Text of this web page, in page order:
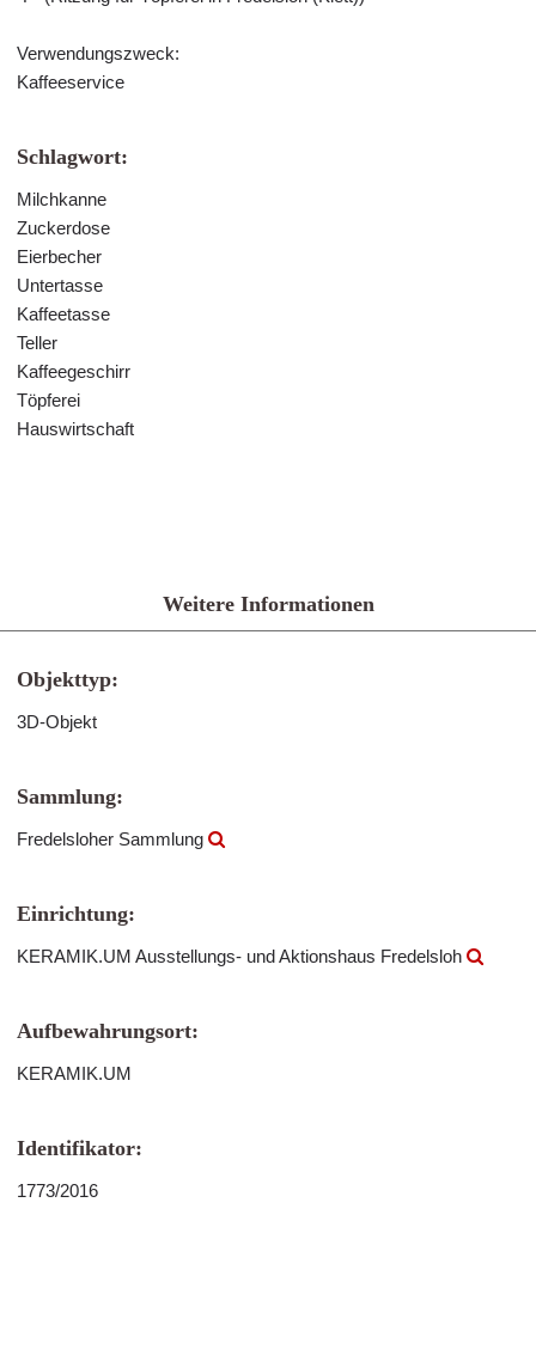
Verwendungszweck:
Kaffeeservice
Schlagwort:
Milchkanne
Zuckerdose
Eierbecher
Untertasse
Kaffeetasse
Teller
Kaffeegeschirr
Töpferei
Hauswirtschaft
Weitere Informationen
Objekttyp:
3D-Objekt
Sammlung:
Fredelsloher Sammlung
Einrichtung:
KERAMIK.UM Ausstellungs- und Aktionshaus Fredelsloh
Aufbewahrungsort:
KERAMIK.UM
Identifikator:
1773/2016